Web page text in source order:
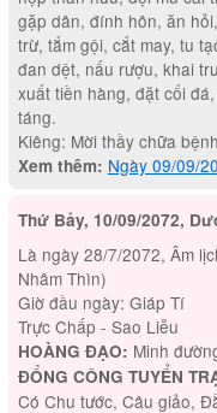
gặp dân, đính hôn, ăn
trừ, tắm gội, cắt may, tu
đan dệt, nấu rượu, khai
xuất tiền hàng, đặt cối
táng.
Kiêng: Mời thầy chữa
Xem thêm: Ngày 09/09/
Thứ Bảy, 10/09/2072,
Là ngày 28/7/2072, Âm
Nhâm Thìn)
Giờ đầu ngày: Giáp Tí
Trực Chấp - Sao Liễu
HOÀNG ĐẠO: Minh
ĐỔNG CÔNG TUYỂN
Có Chu tước, Câu giảo,